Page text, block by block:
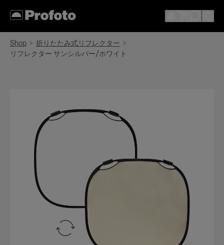
Shop
折りたたみ式リフレクター
リフレクター サンシルバー/ホワイト